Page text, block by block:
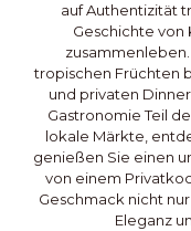
auf Authentizität
Geschichte von
tropischen Früchten
und privaten
Gastronomie Teil
lokale Märkte,
genießen Sie einen
von einem
Geschmack nicht
Eleganz